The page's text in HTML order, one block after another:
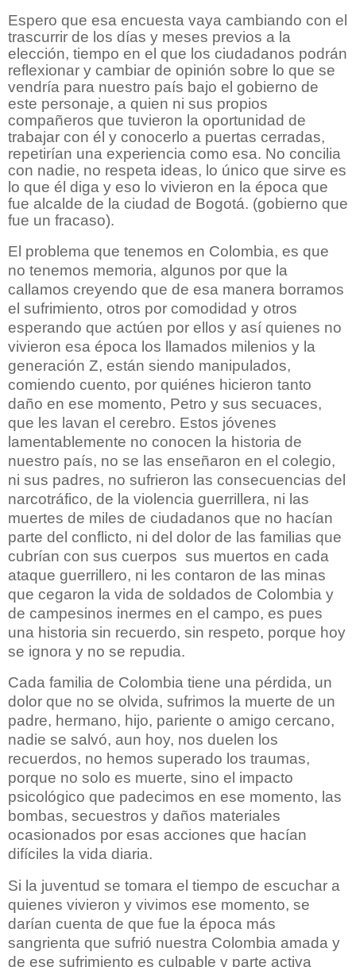
Espero que esa encuesta vaya cambiando con el
trascurrir de los días y meses previos a la
elección, tiempo en el que los ciudadanos podrán
reflexionar y cambiar de opinión sobre lo que se
vendría para nuestro país bajo el gobierno de
este personaje, a quien ni sus propios
compañeros que tuvieron la oportunidad de
trabajar con él y conocerlo a puertas cerradas,
repetirían una experiencia como esa. No concilia
con nadie, no respeta ideas, lo único que sirve es
lo que él diga y eso lo vivieron en la época que
fue alcalde de la ciudad de Bogotá. (gobierno que
fue un fracaso).
El problema que tenemos en Colombia, es que
no tenemos memoria, algunos por que la
callamos creyendo que de esa manera borramos
el sufrimiento, otros por comodidad y otros
esperando que actúen por ellos y así quienes no
vivieron esa época los llamados milenios y la
generación Z, están siendo manipulados,
comiendo cuento, por quiénes hicieron tanto
daño en ese momento, Petro y sus secuaces,
que les lavan el cerebro. Estos jóvenes
lamentablemente no conocen la historia de
nuestro país, no se las enseñaron en el colegio,
ni sus padres, no sufrieron las consecuencias del
narcotráfico, de la violencia guerrillera, ni las
muertes de miles de ciudadanos que no hacían
parte del conflicto, ni del dolor de las familias que
cubrían con sus cuerpos sus muertos en cada
ataque guerrillero, ni les contaron de las minas
que cegaron la vida de soldados de Colombia y
de campesinos inermes en el campo, es pues
una historia sin recuerdo, sin respeto, porque hoy
se ignora y no se repudia.
Cada familia de Colombia tiene una pérdida, un
dolor que no se olvida, sufrimos la muerte de un
padre, hermano, hijo, pariente o amigo cercano,
nadie se salvó, aun hoy, nos duelen los
recuerdos, no hemos superado los traumas,
porque no solo es muerte, sino el impacto
psicológico que padecimos en ese momento, las
bombas, secuestros y daños materiales
ocasionados por esas acciones que hacían
difíciles la vida diaria.
Si la juventud se tomara el tiempo de escuchar a
quienes vivieron y vivimos ese momento, se
darían cuenta de que fue la época más
sangrienta que sufrió nuestra Colombia amada y
de ese sufrimiento es culpable y parte activa